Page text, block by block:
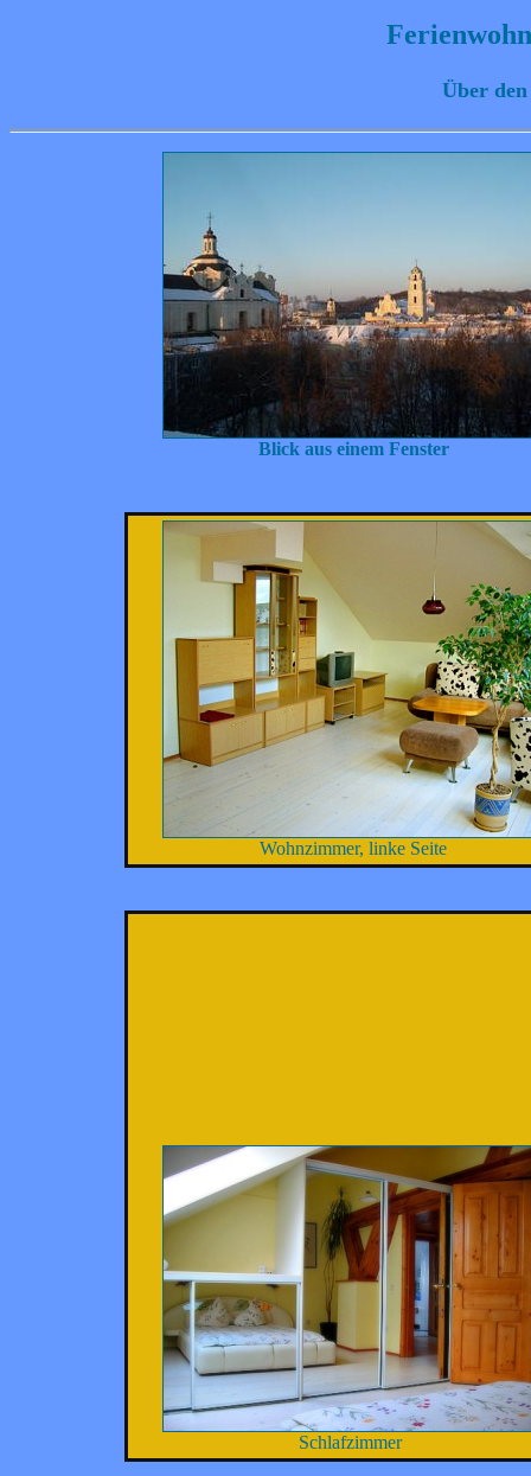
Über
Blick aus einem Fenster
Wohnzimmer, linke Seite
Schlafzimmer